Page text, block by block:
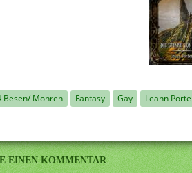
Besen/ Möhren Fantasy Gay Leann
EINEN KOMMENTAR